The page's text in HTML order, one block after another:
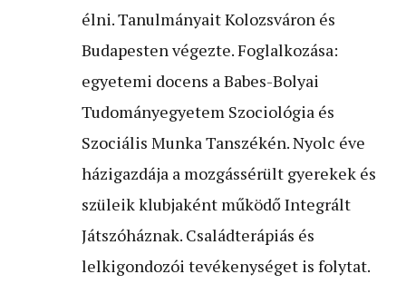
élni. Tanulmányait Kolozsváron és
Budapesten végezte. Foglalkozása:
egyetemi docens a Babes-Bolyai
Tudományegyetem Szociológia és
Szociális Munka Tanszékén. Nyolc éve
házigazdája a mozgássérült gyerekek és
szüleik klubjaként működő Integrált
Játszóháznak. Családterápiás és
lelkigondozói tevékenységet is folytat.